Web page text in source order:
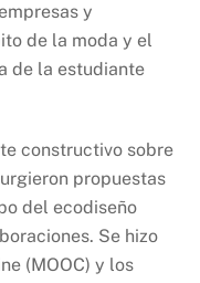
y
de la moda y el
de la estudiante
constructivo sobre
propuestas
del ecodiseño
Se hizo
(MOOC) y los